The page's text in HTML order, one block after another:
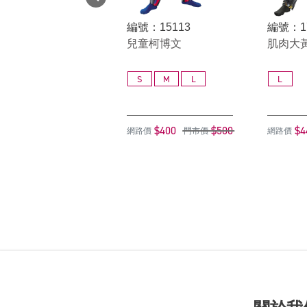
編號：15113
兒童柯博文
S M L
網路價 $400 門市價 $500
編號：
肌肉大
L
網路價